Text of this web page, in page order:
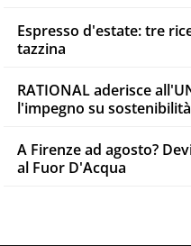
Espresso d'estate: tre
tazzina
RATIONAL aderisce
l'impegno su
A Firenze ad agosto?
al Fuor D'Acqua